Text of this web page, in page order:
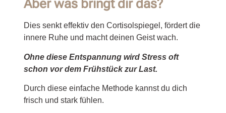
Aber was bringt dir das?
Dies senkt effektiv den Cortisolspiegel, fördert die
innere Ruhe und macht deinen Geist wach.
Ohne diese Entspannung wird Stress oft
schon vor dem Frühstück zur Last.
Durch diese einfache Methode kannst du dich
frisch und stark fühlen.